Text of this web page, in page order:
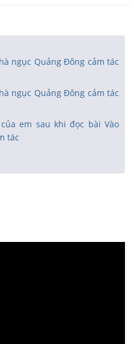
ngục Quảng Đông cảm tác
ngục Quảng Đông cảm tác
em sau khi đọc bài Vào
tác